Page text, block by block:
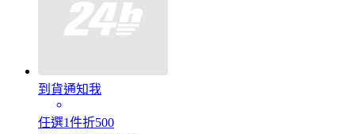
到貨通知我
任選1件折500